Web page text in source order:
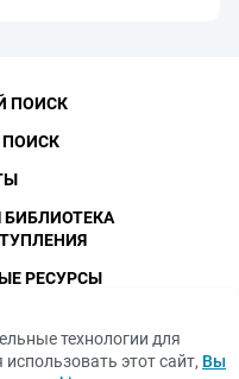
2026
данные
с согласия
ПОИСК
РЕСУРСЫ
технологии для
этот сайт, Вы